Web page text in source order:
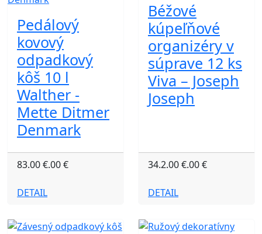
Pedálový
kovový
odpadkový
kôš 10 l
Walther -
Mette Ditmer
Denmark
83.00 €.00 €
DETAIL
Béžové
kúpeľňové
organizéry v
súprave 12 ks
Viva – Joseph
Joseph
34.2.00 €.00 €
DETAIL